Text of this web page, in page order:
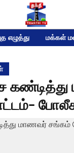
எழுத்து மக்கள்